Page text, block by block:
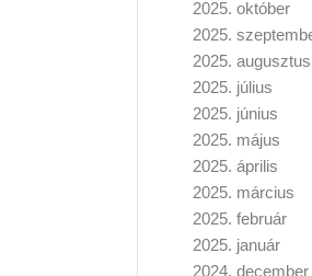
2025. október
2025.
2025. augusztus
2025. július
2025. június
2025. május
2025. április
2025. március
2025. február
2025. január
2024. december